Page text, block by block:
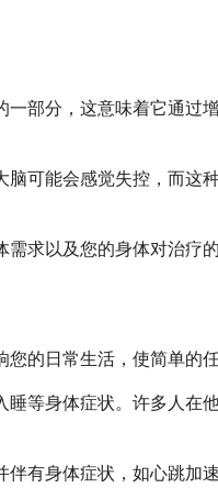
部分，这意味着它通
可能会感觉失控，而这
求以及您的身体对治疗
的日常生活，使简单的
等身体症状。许多人
有身体症状，如心跳